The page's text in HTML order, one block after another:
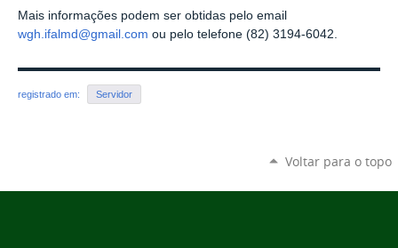
Mais informações podem ser obtidas pelo email
wgh.ifalmd@gmail.com ou pelo telefone (82) 3194-6042.
registrado em: Servidor
Voltar para o topo